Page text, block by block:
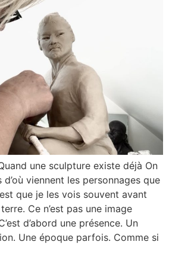
une sculpture existe déjà On
viennent les personnages que
que je les vois souvent avant
Ce n’est pas une image
d’abord une présence. Un
Une époque parfois. Comme si